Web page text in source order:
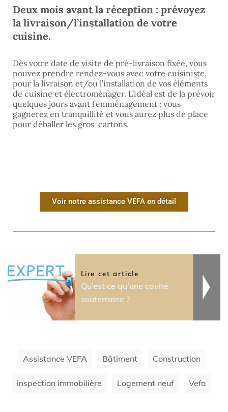
Deux mois avant la réception : prévoyez
la livraison/l’installation de votre
cuisine.
Dès votre date de visite de pré-livraison fixée, vous
pouvez prendre rendez-vous avec votre cuisiniste,
pour la livraison et/ou l’installation de vos éléments
de cuisine et électroménager. L’idéal est de la prévoir
quelques jours avant l’emménagement : vous
gagnerez en tranquillité et vous aurez plus de place
pour déballer les gros cartons.
Voir notre assistance VEFA en détail
Lire cet article
Qu’est ce qu’une cavité
souterraine ?
Assistance VEFA Bâtiment Construction
inspection immobilière Logement neuf Vefa